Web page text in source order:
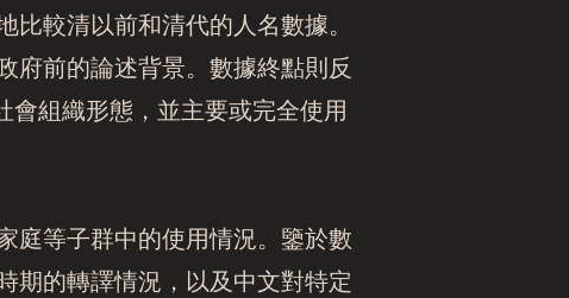
較清以前和清代的人名數據。
府前的論述背景。數據終點則反
組織形態，並主要或完全使用
庭等子群中的使用情況。鑒於數
期的轉譯情況，以及中文對特定